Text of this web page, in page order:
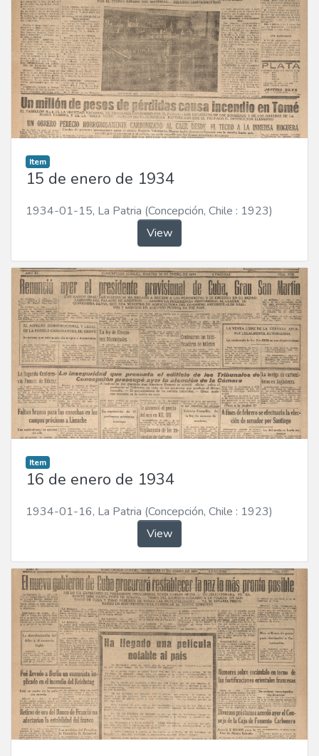
Item
15 de enero de 1934
1934-01-15, La Patria (Concepción, Chile : 1923)
View
Item
16 de enero de 1934
1934-01-16, La Patria (Concepción, Chile : 1923)
View